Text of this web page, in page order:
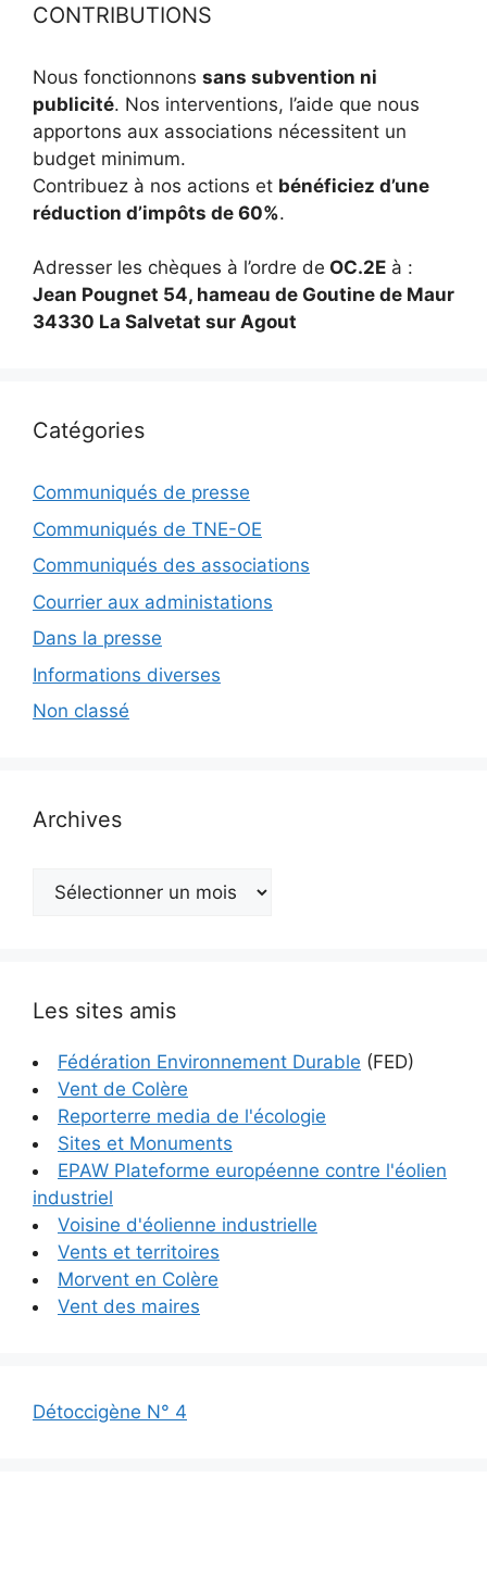
CONTRIBUTIONS
Nous fonctionnons sans subvention ni
publicité. Nos interventions, l’aide que nous
apportons aux associations nécessitent un
budget minimum.
Contribuez à nos actions et bénéficiez d’une
réduction d’impôts de 60%.
Adresser les chèques à l’ordre de OC.2E à :
Jean Pougnet 54, hameau de Goutine de Maur
34330 La Salvetat sur Agout
Catégories
Communiqués de presse
Communiqués de TNE-OE
Communiqués des associations
Courrier aux administations
Dans la presse
Informations diverses
Non classé
Archives
Archives
Les sites amis
Fédération Environnement Durable (FED)
Vent de Colère
Reporterre media de l'écologie
Sites et Monuments
EPAW Plateforme européenne contre l'éolien
industriel
Voisine d'éolienne industrielle
Vents et territoires
Morvent en Colère
Vent des maires
Détoccigène N° 4